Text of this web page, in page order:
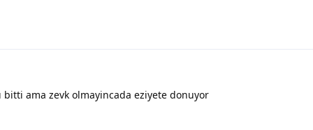
bitti ama zevk olmayincada eziyete donuyor